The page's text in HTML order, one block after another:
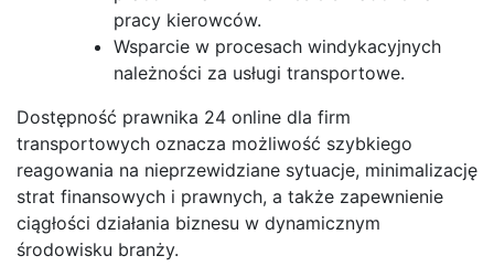
pracy kierowców.
Wsparcie w procesach windykacyjnych
należności za usługi transportowe.
Dostępność prawnika 24 online dla firm
transportowych oznacza możliwość szybkiego
reagowania na nieprzewidziane sytuacje, minimalizację
strat finansowych i prawnych, a także zapewnienie
ciągłości działania biznesu w dynamicznym
środowisku branży.